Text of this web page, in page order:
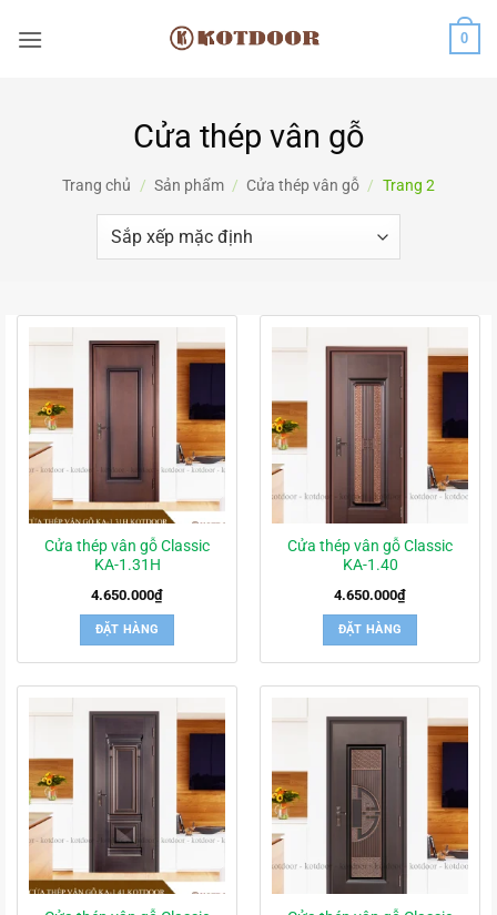
qua
0
Cửa thép vân gỗ
Trang chủ / Sản phẩm / Cửa thép vân gỗ / Trang 2
Cửa thép vân gỗ Classic
KA-1.31H
4.650.000₫
ĐẶT HÀNG
Cửa thép vân gỗ Classic
KA-1.40
4.650.000₫
ĐẶT HÀNG